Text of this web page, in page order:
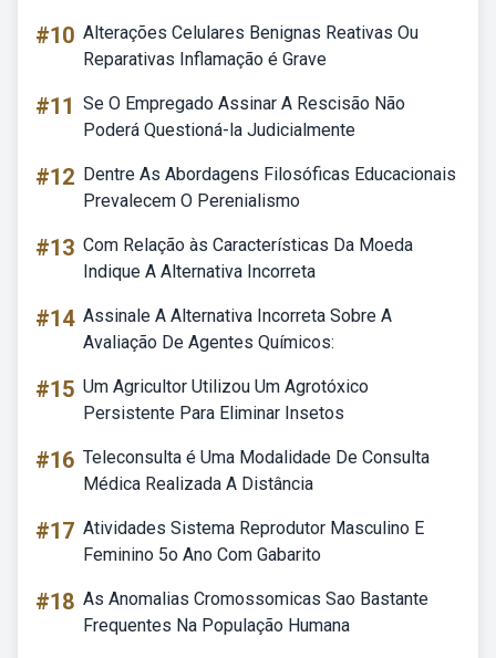
#10 Alterações Celulares Benignas Reativas Ou
Reparativas Inflamação é Grave
#11 Se O Empregado Assinar A Rescisão Não
Poderá Questioná-la Judicialmente
#12 Dentre As Abordagens Filosóficas Educacionais
Prevalecem O Perenialismo
#13 Com Relação às Características Da Moeda
Indique A Alternativa Incorreta
#14 Assinale A Alternativa Incorreta Sobre A
Avaliação De Agentes Químicos:
#15 Um Agricultor Utilizou Um Agrotóxico
Persistente Para Eliminar Insetos
#16 Teleconsulta é Uma Modalidade De Consulta
Médica Realizada A Distância
#17 Atividades Sistema Reprodutor Masculino E
Feminino 5o Ano Com Gabarito
#18 As Anomalias Cromossomicas Sao Bastante
Frequentes Na População Humana